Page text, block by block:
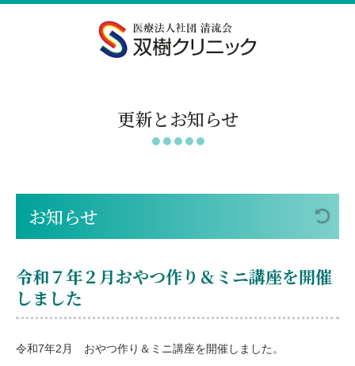
更新とお知らせ
お知らせ
令和７年２月おやつ作り＆ミニ講座を開催
しました
令和7年2月 おやつ作り＆ミニ講座を開催しました。